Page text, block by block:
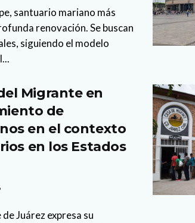
santuario mariano más
renovación. Se buscan
siguiendo el modelo
Migrante en
de
en el contexto
en los Estados
Juárez expresa su